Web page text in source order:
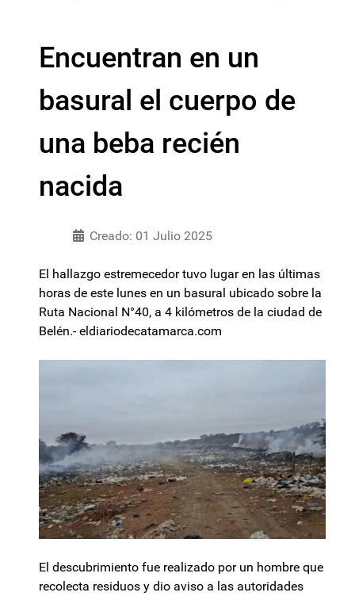
Encuentran en un
basural el cuerpo de
una beba recién
nacida
Creado: 01 Julio 2025
El hallazgo estremecedor tuvo lugar en las últimas
horas de este lunes en un basural ubicado sobre la
Ruta Nacional N°40, a 4 kilómetros de la ciudad de
Belén.- eldiariodecatamarca.com
El descubrimiento fue realizado por un hombre que
recolecta residuos y dio aviso a las autoridades